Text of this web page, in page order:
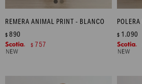
REMERA ANIMAL PRINT - BLANCO
$ 890
$ 757
$ 1.090